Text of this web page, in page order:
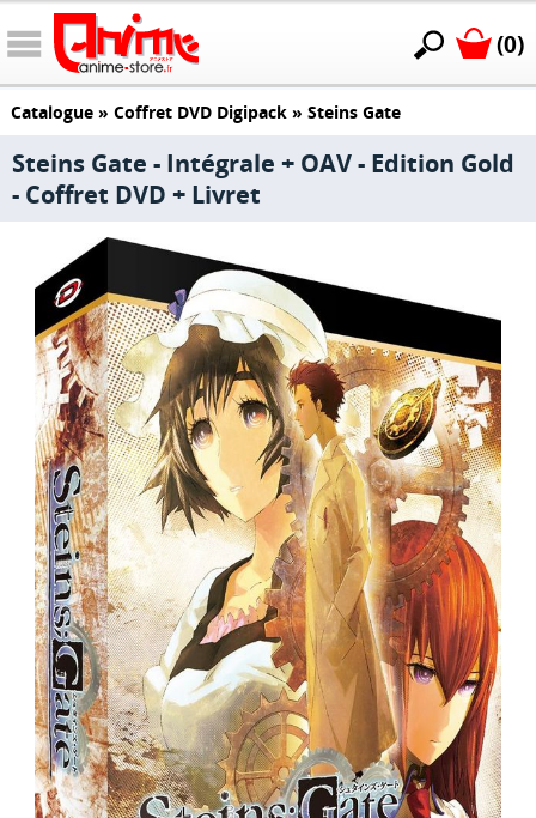
(0)
Catalogue» Coffret DVD Digipack» Steins Gate
Steins Gate - Intégrale + OAV - Edition Gold
- Coffret DVD + Livret